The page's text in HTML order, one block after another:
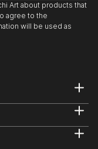
Art about products that
agree to the
will be used as